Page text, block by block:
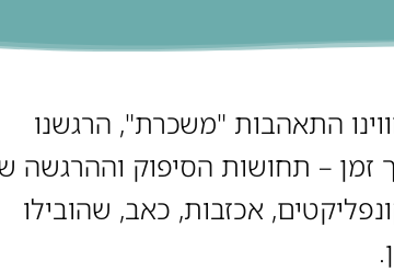
התאהבות "משכרת", הרגשנו
– תחושות הסיפוק וההרגשה
אכזבות, כאב, שהובילו